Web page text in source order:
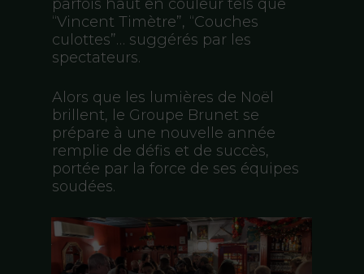
parfois haut en couleur tels que
“Vincent Timètre”, “Couches
culottes”… suggérés par les
spectateurs.
Alors que les lumières de Noël
brillent, le Groupe Brunet se
prépare à une nouvelle année
remplie de défis et de succès,
portée par la force de ses équipes
soudées.